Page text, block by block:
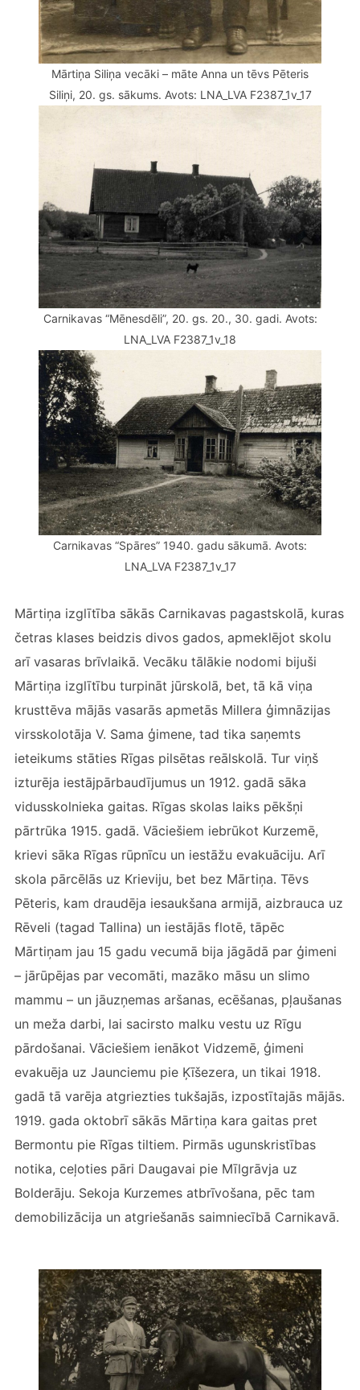
Mārtiņa Siliņa vecāki – māte Anna un tēvs Pēteris
Siliņi, 20. gs. sākums. Avots: LNA_LVA F2387_1v_17
Carnikavas “Mēnesdēli”, 20. gs. 20., 30. gadi. Avots:
LNA_LVA F2387_1v_18
Carnikavas “Spāres” 1940. gadu sākumā. Avots:
LNA_LVA F2387_1v_17
Mārtiņa izglītība sākās Carnikavas pagastskolā, kuras
četras klases beidzis divos gados, apmeklējot skolu
arī vasaras brīvlaikā. Vecāku tālākie nodomi bijuši
Mārtiņa izglītību turpināt jūrskolā, bet, tā kā viņa
krusttēva mājās vasarās apmetās Millera ģimnāzijas
virsskolotāja V. Sama ģimene, tad tika saņemts
ieteikums stāties Rīgas pilsētas reālskolā. Tur viņš
izturēja iestājpārbaudījumus un 1912. gadā sāka
vidusskolnieka gaitas. Rīgas skolas laiks pēkšņi
pārtrūka 1915. gadā. Vāciešiem iebrūkot Kurzemē,
krievi sāka Rīgas rūpnīcu un iestāžu evakuāciju. Arī
skola pārcēlās uz Krieviju, bet bez Mārtiņa. Tēvs
Pēteris, kam draudēja iesaukšana armijā, aizbrauca uz
Rēveli (tagad Tallina) un iestājās flotē, tāpēc
Mārtiņam jau 15 gadu vecumā bija jāgādā par ģimeni
– jārūpējas par vecomāti, mazāko māsu un slimo
mammu – un jāuzņemas aršanas, ecēšanas, pļaušanas
un meža darbi, lai sacirsto malku vestu uz Rīgu
pārdošanai. Vāciešiem ienākot Vidzemē, ģimeni
evakuēja uz Jaunciemu pie Ķīšezera, un tikai 1918.
gadā tā varēja atgriezties tukšajās, izpostītajās mājās.
1919. gada oktobrī sākās Mārtiņa kara gaitas pret
Bermontu pie Rīgas tiltiem. Pirmās ugunskristības
notika, ceļoties pāri Daugavai pie Mīlgrāvja uz
Bolderāju. Sekoja Kurzemes atbrīvošana, pēc tam
demobilizācija un atgriešanās saimniecībā Carnikavā.